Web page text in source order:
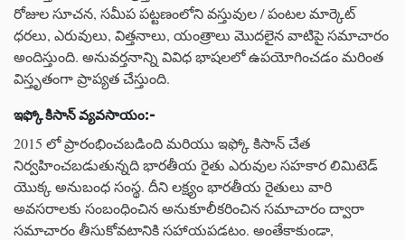
రోజుల సూచన, సమీప పట్టణంలోని వస్తువుల / పంటల మార్కెట్
ధరలు, ఎరువులు, విత్తనాలు, యంత్రాలు మొదలైన వాటిపై సమాచారం
అందిస్తుంది. అనువర్తనాన్ని వివిధ భాషలలో ఉపయోగించడం మరింత
విస్తృతంగా ప్రాప్యత చేస్తుంది.
ఇఫ్కోకిసాన్వ్యవసాయం:-
2015 లో ప్రారంభించబడింది మరియు ఇఫ్కో కిసాన్ చేత
నిర్వహించబడుతున్నది భారతీయ రైతు ఎరువుల సహకార లిమిటెడ్
యొక్క అనుబంధ సంస్థ. దీని లక్ష్యం భారతీయ రైతులు వారి
అవసరాలకు సంబంధించిన అనుకూలీకరించిన సమాచారం ద్వారా
సమాచారం తీసుకోవటానికి సహాయపడటం. అంతేకాకుండా,